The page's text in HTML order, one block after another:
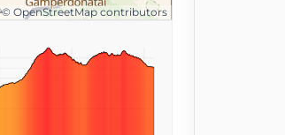
© OpenStreetMap contributors